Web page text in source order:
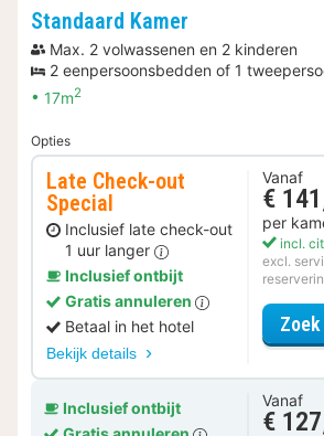
Standaard Kamer
Max. 2 volwassenen en 2 kinderen
2 eenpersoonsbedden of 1
17m2
Opties
Late Check-out
Special
Inclusief late check-out
1 uur langer
Inclusief ontbijt
Gratis annuleren
Betaal in het hotel
Bekijk details
Vanaf
€
per
incl.
excl.
Inclusief ontbijt
Vanaf
€